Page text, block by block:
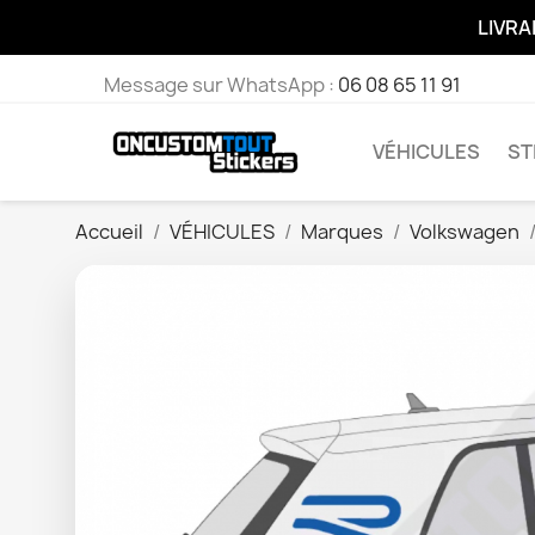
Message sur WhatsApp : 06 08 65 11 91
VÉHICULES
Accueil VÉHICULES Marques Volkswagen